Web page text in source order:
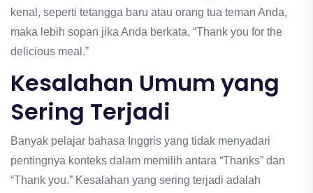
kenal, seperti tetangga baru atau orang tua teman Anda,
maka lebih sopan jika Anda berkata, “Thank you for the
delicious meal.”
Kesalahan Umum yang
Sering Terjadi
Banyak pelajar bahasa Inggris yang tidak menyadari
pentingnya konteks dalam memilih antara “Thanks” dan
“Thank you.” Kesalahan yang sering terjadi adalah